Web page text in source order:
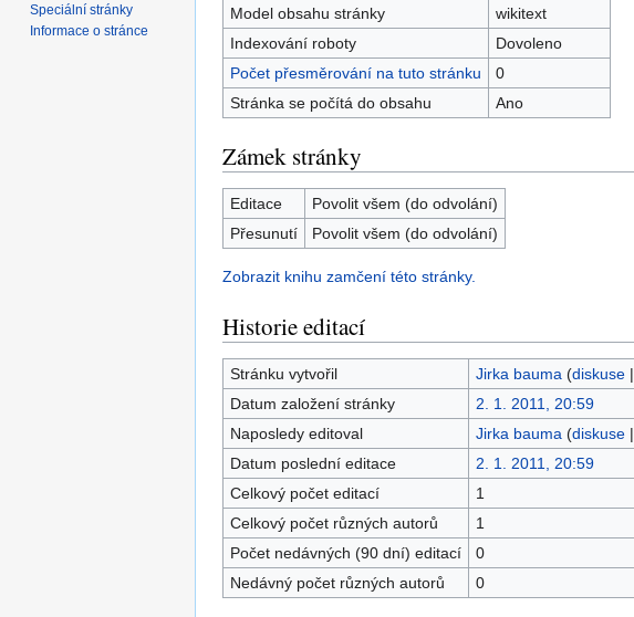
Model obsahu stránky
wikitext
Indexování roboty
Dovoleno
Počet přesměrování na tuto stránku
0
Stránka se počítá do obsahu
Ano
Zámek stránky
Editace
Povolit všem (do odvolání)
Přesunutí
Povolit všem (do odvolání)
Zobrazit knihu zamčení této stránky.
Historie editací
Stránku vytvořil Jirka bauma (diskuse|
Datum založení stránky
2. 1. 2011, 20:59
Naposledy editoval
Jirka bauma (diskuse|
Datum poslední editace
2. 1. 2011, 20:59
Celkový počet editací
1
Celkový počet různých autorů
1
Počet nedávných (90 dní) editací
0
Nedávný počet různých autorů
0
Speciální stránky
Informace o stránce